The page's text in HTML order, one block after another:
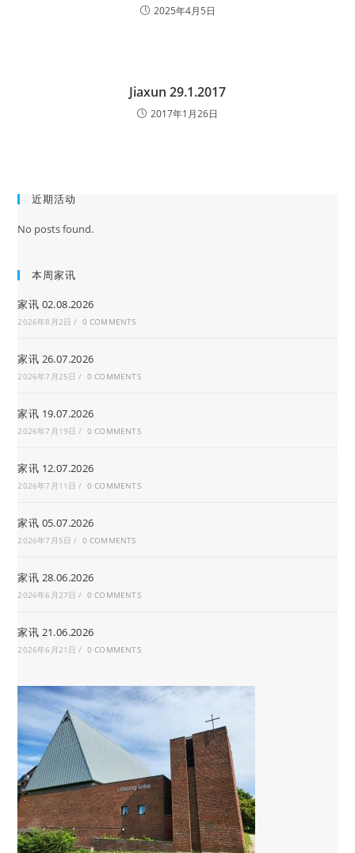
2025年4月5日
Jiaxun 29.1.2017
2017年1月26日
近期活动
No posts found.
本周家讯
家讯 02.08.2026
2026年8月2日 / 0 COMMENTS
家讯 26.07.2026
2026年7月25日 / 0 COMMENTS
家讯 19.07.2026
2026年7月19日 / 0 COMMENTS
家讯 12.07.2026
2026年7月11日 / 0 COMMENTS
家讯 05.07.2026
2026年7月5日 / 0 COMMENTS
家讯 28.06.2026
2026年6月27日 / 0 COMMENTS
家讯 21.06.2026
2026年6月21日 / 0 COMMENTS